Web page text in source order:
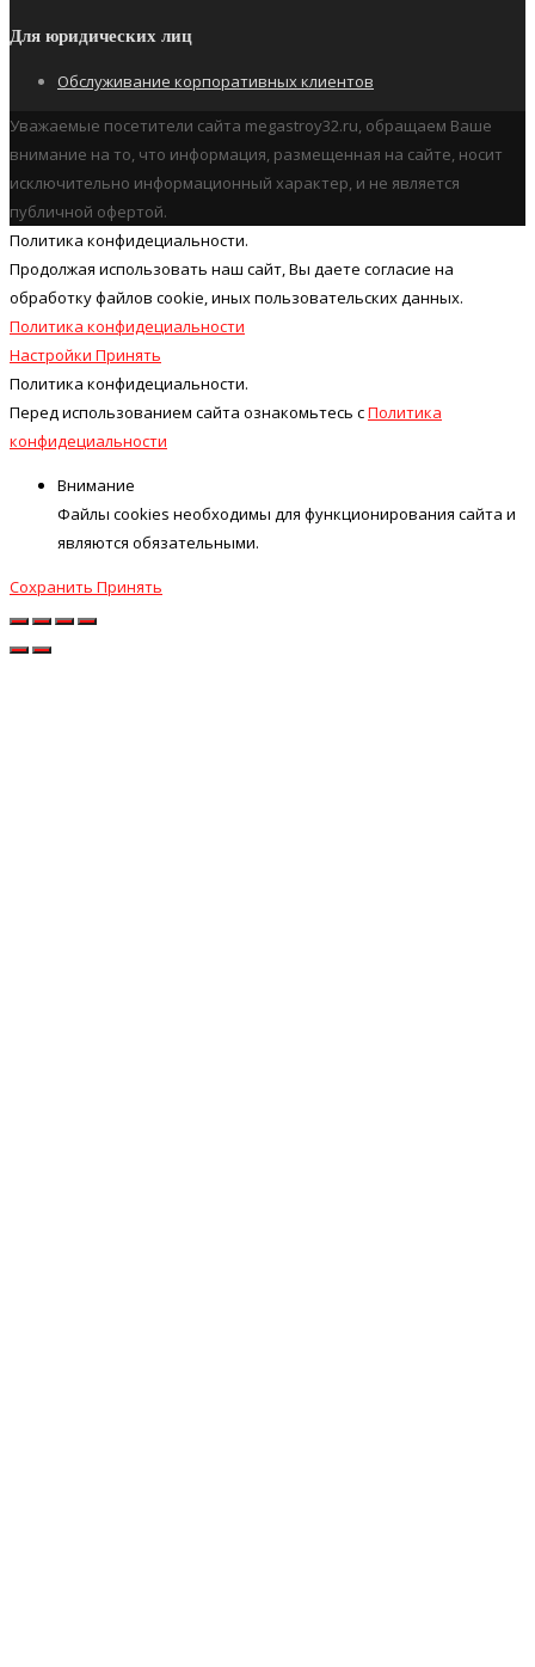
Для юридических лиц
Обслуживание корпоративных клиентов
Уважаемые посетители сайта megastroy32.ru, обращаем Ваше
внимание на то, что информация, размещенная на сайте, носит
исключительно информационный характер, и не является
публичной офертой.
Политика конфидециальности.
Продолжая использовать наш cайт, Вы даете согласие на
обработку файлов cookie, иных пользовательских данных.
Политика конфидециальности
Настройки Принять
Политика конфидециальности.
Перед использованием сайта ознакомьтесь сПолитика
конфидециальности
Внимание
Файлы cookies необходимы для функционирования сайта и
являются обязательными.
Сохранить Принять